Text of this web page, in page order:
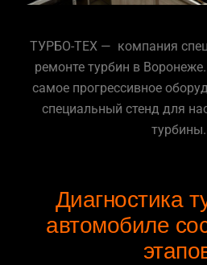
ТУРБО-ТЕХ — компания
ремонте турбин в
самое прогрессивное
специальный стенд для
турбины.
Диагностика
автомобиле